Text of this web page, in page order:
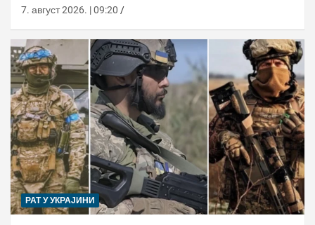
7. август 2026. | 09:20
РАТ У УКРАЈИНИ